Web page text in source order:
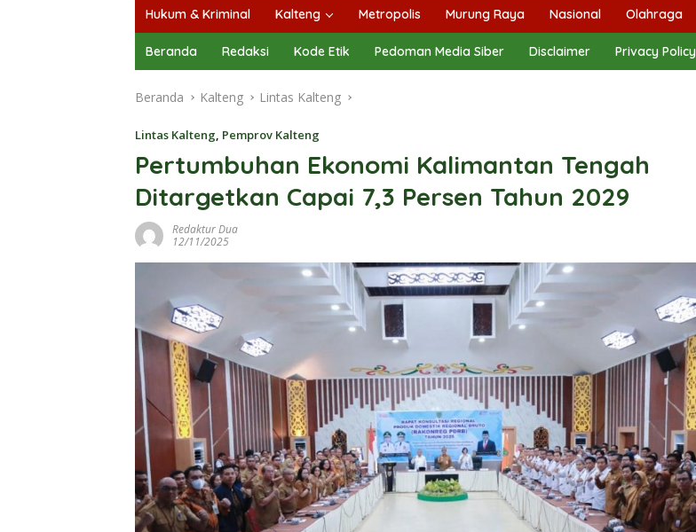
Hukum & Kriminal Kalteng Metropolis Murung Raya Nasional Olahraga
Beranda Redaksi Kode Etik Pedoman Media Siber Disclaimer Privacy Policy
Beranda Kalteng Lintas Kalteng
Lintas Kalteng, Pemprov Kalteng
Pertumbuhan Ekonomi Kalimantan Tengah
Ditargetkan Capai 7,3 Persen Tahun 2029
Redaktur Dua
12/11/2025